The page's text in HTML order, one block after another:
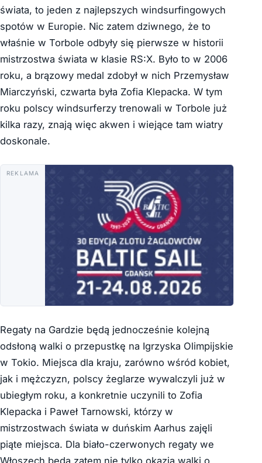
świata, to jeden z najlepszych windsurfingowych
spotów w Europie. Nic zatem dziwnego, że to
właśnie w Torbole odbyły się pierwsze w historii
mistrzostwa świata w klasie RS:X. Było to w 2006
roku, a brązowy medal zdobył w nich Przemysław
Miarczyński, czwarta była Zofia Klepacka. W tym
roku polscy windsurferzy trenowali w Torbole już
kilka razy, znają więc akwen i wiejące tam wiatry
doskonale.
REKLAMA
Regaty na Gardzie będą jednocześnie kolejną
odsłoną walki o przepustkę na Igrzyska Olimpijskie
w Tokio. Miejsca dla kraju, zarówno wśród kobiet,
jak i mężczyzn, polscy żeglarze wywalczyli już w
ubiegłym roku, a konkretnie uczynili to Zofia
Klepacka i Paweł Tarnowski, którzy w
mistrzostwach świata w duńskim Aarhus zajęli
piąte miejsca. Dla biało-czerwonych regaty we